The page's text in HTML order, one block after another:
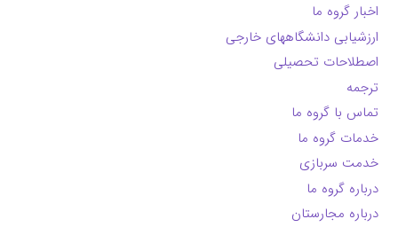
اخبار گروه ما
ارزشیابی دانشگاههای خارجی
اصطلاحات تحصیلی
ترجمه
تماس با گروه ما
خدمات گروه ما
خدمت سربازی
درباره گروه ما
درباره مجارستان